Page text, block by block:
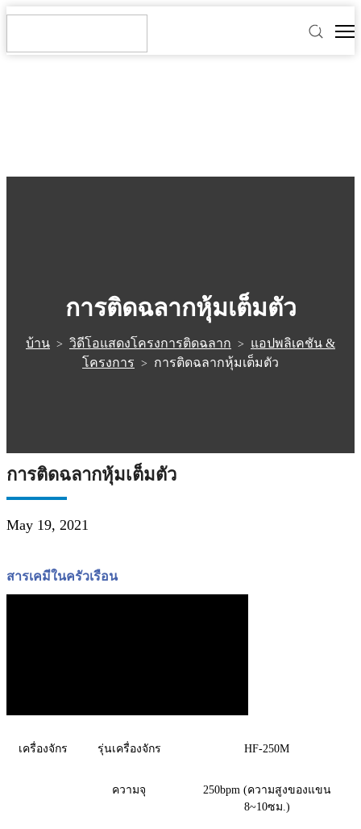
การติดฉลากหุ้มเต็มตัว
บ้าน > วิดีโอแสดงโครงการติดฉลาก > แอปพลิเคชัน &
โครงการ > การติดฉลากหุ้มเต็มตัว
การติดฉลากหุ้มเต็มตัว
May 19, 2021
สารเคมีในครัวเรือน
เครื่องจักร รุ่นเครื่องจักร HF-250M
ความจุ
250bpm (ความสูงของแขน
8~10ซม.)